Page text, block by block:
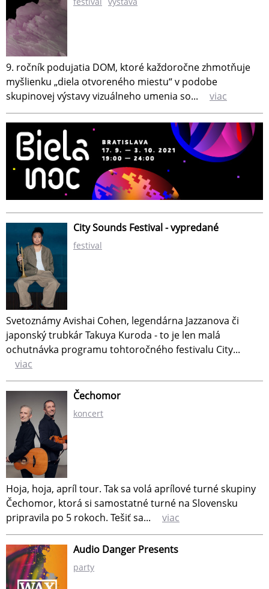
9. ročník podujatia DOM, ktoré každoročne zhmotňuje
myšlienku „diela otvoreného miestu“ v podobe
skupinovej výstavy vizuálneho umenia so...
viac
City Sounds Festival - vypredané
festival
Svetoznámy Avishai Cohen, legendárna Jazzanova či
japonský trubkár Takuya Kuroda - to je len malá
ochutnávka programu tohtoročného festivalu City...
viac
Čechomor
koncert
Hoja, hoja, apríl tour. Tak sa volá aprílové turné skupiny
Čechomor, ktorá si samostatné turné na Slovensku
pripravila po 5 rokoch. Tešiť sa...
viac
Audio Danger Presents
party